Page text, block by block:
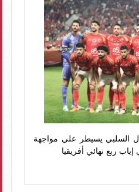
..التعادل السلبي يسيطر علي مواجهة
ربع نهائي أفريقيا